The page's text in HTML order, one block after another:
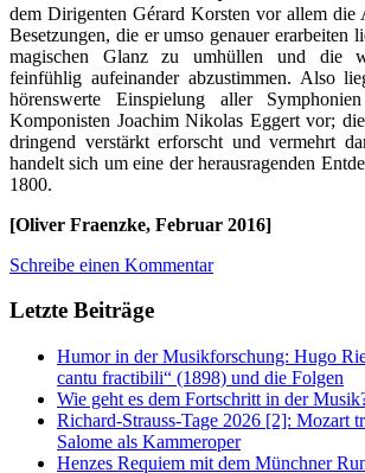
dem Dirigenten Gérard Korsten vor allem die
Besetzungen, die er umso genauer erarbeiten
magischen Glanz zu umhüllen und die
feinfühlig aufeinander abzustimmen. Also
hörenswerte Einspielung aller
Komponisten Joachim Nikolas Eggert vor;
dringend verstärkt erforscht und vermehrt
handelt sich um eine der herausragenden
1800.
[Oliver Fraenzke, Februar 2016]
Schreibe einen Kommentar
Letzte Beiträge
Humor in der Musikforschung: Hugo
cantu fractibili“ (1898) und die Folgen
Wie geht es dem Fortschritt in der
Richard-Strauss-Tage 2026 [2]: Mozart
Salome als Kammeroper
Henzes Requiem mit dem Münchner